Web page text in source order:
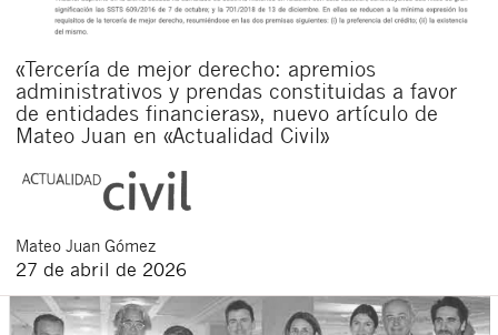
«Tercería de mejor derecho: apremios
administrativos y prendas constituidas a favor
de entidades financieras», nuevo artículo de
Mateo Juan en «Actualidad Civil»
Mateo Juan Gómez
27 de abril de 2026